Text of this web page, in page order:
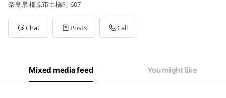
奈良県 橿原市土橋町 607
Chat Posts Call
Mixed media feed You might like